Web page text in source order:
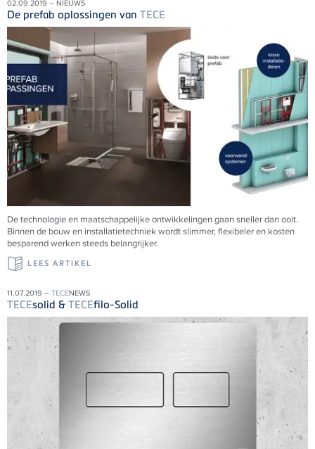
02.09.2019 – NIEUWS
De prefab oplossingen van TECE
De technologie en maatschappelijke ontwikkelingen gaan sneller dan ooit.
Binnen de bouw en installatietechniek wordt slimmer, flexibeler en kosten
besparend werken steeds belangrijker.
LEES ARTIKEL
11.07.2019 – TECENEWS
TECEsolid & TECEfilo-Solid